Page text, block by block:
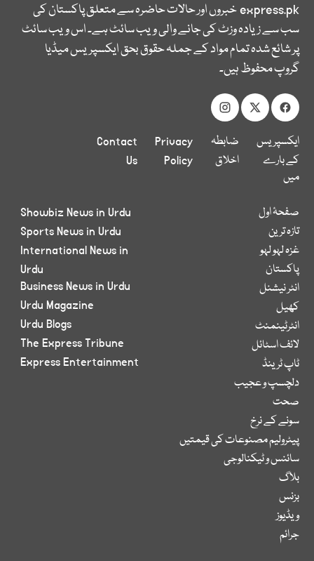
express.pkخبروں اور حالات حاضرہ سے متعلق پاکستان کی
سب سے زیادہ وزٹ کی جانے والی ویب سائٹ ہے۔ اس ویب سائٹ
پر شائع شدہ تمام مواد کے جملہ حقوق بحق ایکسپریس میڈیا
گروپ محفوظ ہیں۔
ایکسپریس
کے بارے
میں
ضابطہ
اخلاق
Privacy
Policy
Contact
Us
صفحۂ اول
تازہ ترین
غزہ لہو لہو
پاکستان
انٹر نیشنل
کھیل
انٹرٹینمنٹ
لائف اسٹائل
ٹاپ ٹرینڈ
دلچسپ و عجیب
صحت
سونے کے نرخ
پیٹرولیم مصنوعات کی قیمتیں
سائنس و ٹیکنالوجی
بلاگ
بزنس
ویڈیوز
جرائم
Showbiz News in Urdu
Sports News in Urdu
International News in
Urdu
Business News in Urdu
Urdu Magazine
Urdu Blogs
The Express Tribune
Express Entertainment